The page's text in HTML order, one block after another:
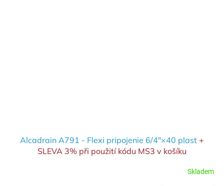
Alcadrain A791 - Flexi pripojenie 6/4"×40 plast +
SLEVA 3% při použití kódu MS3 v košíku
Skladem